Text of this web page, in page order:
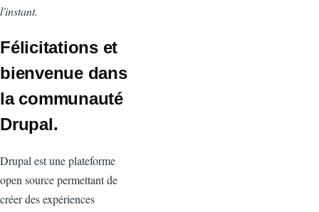
l'instant.
Félicitations et
bienvenue dans
la communauté
Drupal.
Drupal est une plateforme
open source permettant de
créer des expériences